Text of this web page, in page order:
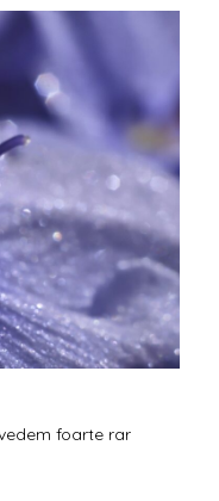
foarte rar